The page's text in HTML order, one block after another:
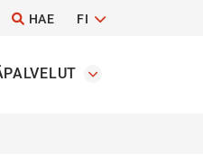
HAE FI